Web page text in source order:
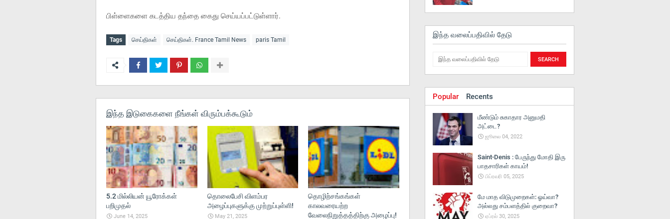
பிள்ளைகளை கடத்திய தந்தை கைது செய்யப்பட்டுள்ளார்.
Tags செய்திகள் செய்திகள். France Tamil News paris Tamil
இந்த இடுகைகளை நீங்கள் விரும்பக்கூடும்
5.2 மில்லியன் யூரோக்கள்
பறிமுதல்
June 14, 2025
தொலைபேசி விளம்பர
அழைப்புகளுக்கு முற்றுப்புள்ளி!
May 21, 2025
தொழிற்சங்கங்கள்
காலவரையற்ற
வேலைநிறுத்தத்திற்கு அழைப்பு!
இந்த வலைப்பதிவில் தேடு
Popular Recents
மீண்டும் சுகாதார அனுமதி
அட்டை?
ஜூலை 04, 2022
Saint-Denis : பேருந்து மோதி இரு
பாதசாரிகள் காயம்!
பிப்ரவரி 05, 2025
மே மாத விடுமுறைகள்: ஓய்வா?
அல்லது சம்பளத்தில் குறைவா?
ஏப்ரல் 30, 2025